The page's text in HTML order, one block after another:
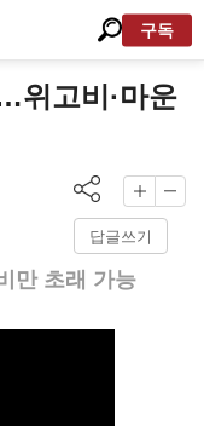
구독
위고비·마운
답글쓰기
만 초래 가능